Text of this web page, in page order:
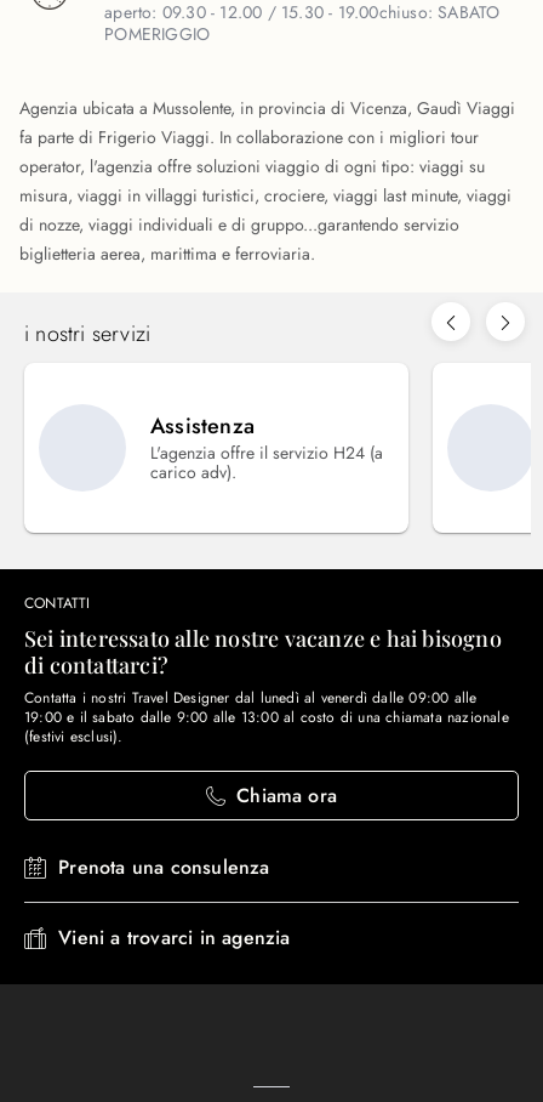
aperto: 09.30 - 12.00 / 15.30 - 19.00chiuso:SABATO
POMERIGGIO
Agenzia ubicata a Mussolente, in provincia di Vicenza, Gaudì Viaggi
fa parte di Frigerio Viaggi. In collaborazione con i migliori tour
operator, l'agenzia offre soluzioni viaggio di ogni tipo: viaggi su
misura, viaggi in villaggi turistici, crociere, viaggi last minute, viaggi
di nozze, viaggi individuali e di gruppo...garantendo servizio
biglietteria aerea, marittima e ferroviaria.
i nostri servizi
Assistenza
L'agenzia offre il servizio H24 (a
carico adv).
CONTATTI
Sei interessato alle nostre vacanze e hai bisogno
di contattarci?
Contatta i nostri Travel Designer dal lunedì al venerdì dalle 09:00 alle
19:00 e il sabato dalle 9:00 alle 13:00 al costo di una chiamata nazionale
(festivi esclusi).
Chiama ora
Prenota una consulenza
Vieni a trovarci in agenzia